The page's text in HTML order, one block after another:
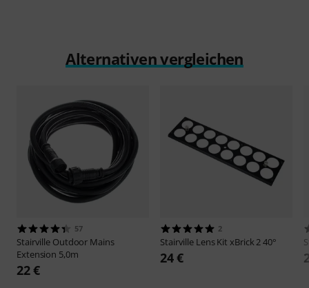
Alternativen vergleichen
57
Stairville Outdoor Mains
Extension 5,0m
22 €
2
Stairville Lens Kit xBrick 2 40°
24 €